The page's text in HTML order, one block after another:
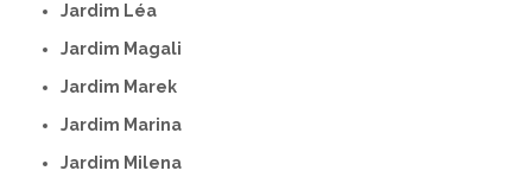
Jardim Léa
Jardim Magali
Jardim Marek
Jardim Marina
Jardim Milena